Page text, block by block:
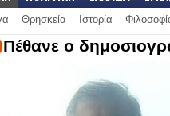
Θρησκεία Ιστορία
Πέθανε ο